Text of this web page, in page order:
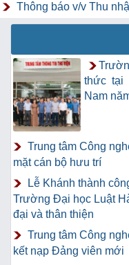
Thông báo v/v Thu
thức tại
Nam
Trung tâm Công
mặt cán bộ hưu trí
Lễ Khánh thành
Trường Đại học Luật
đại và thân thiện
Trung tâm Công
kết nạp Đảng viên mới